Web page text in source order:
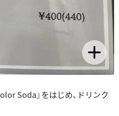
Soda』をはじめ、ドリンク